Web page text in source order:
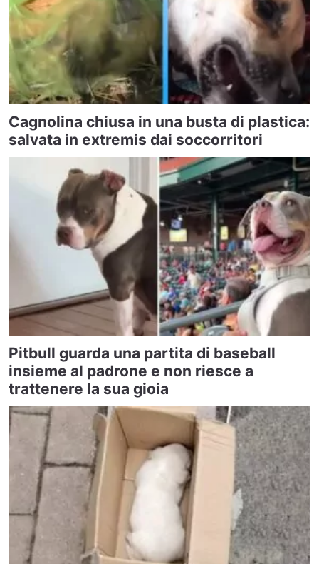
Cagnolina chiusa in una busta di plastica:
salvata in extremis dai soccorritori
Pitbull guarda una partita di baseball
insieme al padrone e non riesce a
trattenere la sua gioia